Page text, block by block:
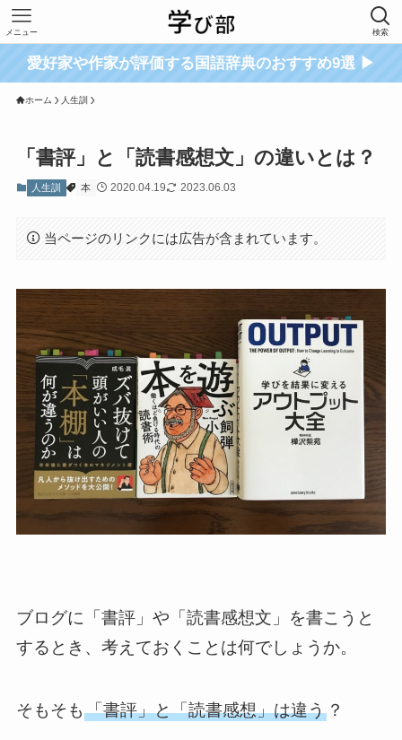
検索
メニュー
愛好家や作家が評価する国語辞典のおすすめ9選 ▶
ホーム 人生訓
「書評」と「読書感想文」の違いとは？
人生訓 本 2020.04.19 2023.06.03
当ページのリンクには広告が含まれています。
ブログに「書評」や「読書感想文」を書こうと
するとき、考えておくことは何でしょうか。
そもそも 「書評」と「読書感想」は違う？